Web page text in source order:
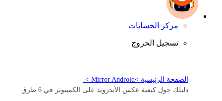
مركز الحسابات
تسجيل الخروج
الصفحة الرئيسية >Mirror Android >
دليلك حول كيفية عكس الأندرويد على الكمبيوتر في 6 طرق